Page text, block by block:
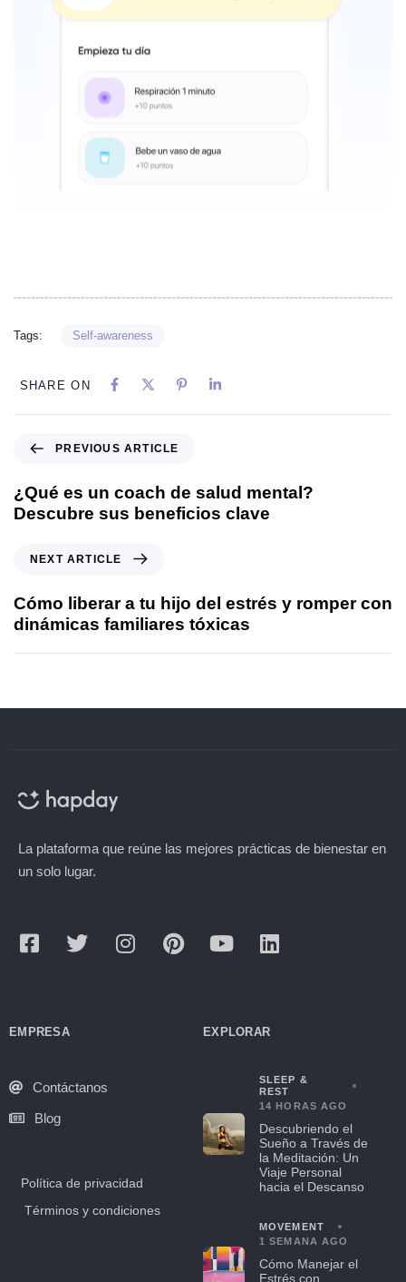
Tags: Self-awareness
SHARE ON
PREVIOUS ARTICLE
¿Qué es un coach de salud mental?
Descubre sus beneficios clave
NEXT ARTICLE
Cómo liberar a tu hijo del estrés y romper con
dinámicas familiares tóxicas
La plataforma que reúne las mejores prácticas de bienestar en
un solo lugar.
EMPRESA
Contáctanos
Blog
Política de privacidad
Términos y condiciones
EXPLORAR
SLEEP &
REST
14 HORAS AGO
Descubriendo el
Sueño a Través de
la Meditación: Un
Viaje Personal
hacia el Descanso
MOVEMENT
1 SEMANA AGO
Cómo Manejar el
Estrés con